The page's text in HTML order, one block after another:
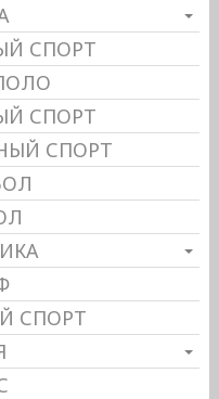
СПОРТ
СПОРТ
СПОРТ
СПОРТ